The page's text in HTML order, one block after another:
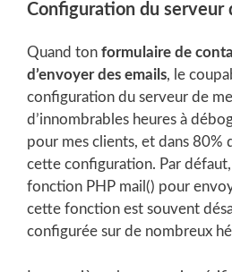
Configuration du serveur
Quand ton formulaire de
d’envoyer des emails, le
configuration du serveur de
d’innombrables heures à
pour mes clients, et dans 80%
cette configuration. Par
fonction PHP mail() pour
cette fonction est souvent
configurée sur de nombreux